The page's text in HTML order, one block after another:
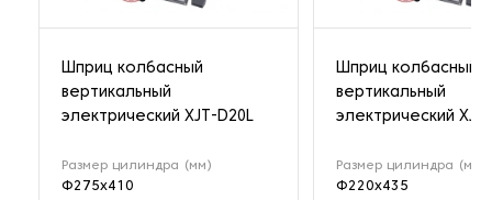
Шприц колбасный
вертикальный
электрический XJT-D20L
Размер цилиндра (мм)
Φ275x410
Шприц колбасный
вертикальный
электрический
Размер цилиндра (мм)
Φ220x435